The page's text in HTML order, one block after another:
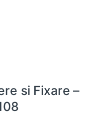
si Fixare –